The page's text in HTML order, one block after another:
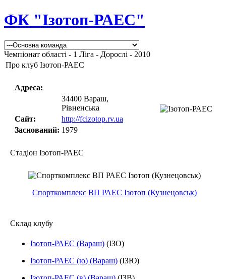
ФК "Ізотоп-РАЕС"
Чемпіонат області - 1 Ліга - Дорослі - 2010
Про клуб Ізотоп-РАЕС
Адреса:
34400 Вараш,
Рівненська
Сайт:
http://fcizotop.rv.ua
Заснований: 1979
Стадіон Ізотоп-РАЕС
Спорткомплекс ВП РАЕС Ізотоп (Кузнецовськ)
Склад клубу
Ізотоп-РАЕС (Вараш) (ІЗО)
Ізотоп-РАЕС (ю) (Вараш) (ІЗЮ)